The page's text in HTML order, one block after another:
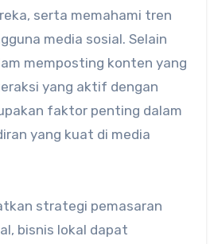
serta memahami tren
media sosial. Selain
memposting konten yang
yang aktif dengan
faktor penting dalam
yang kuat di media
strategi pemasaran
bisnis lokal dapat